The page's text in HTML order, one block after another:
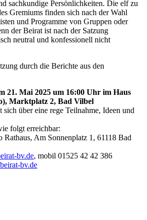
sachkundige Persönlichkeiten. Die elf zu
Gremiums finden sich nach der Wahl
und Programme von Gruppen oder
der Beirat ist nach der Satzung
neutral und konfessionell nicht
durch die Berichte aus den
21. Mai 2025 um 16:00 Uhr im Haus
Marktplatz 2, Bad Vilbel
über eine rege Teilnahme, Ideen und
folgt erreichbar:
Rathaus, Am Sonnenplatz 1, 61118 Bad
bv.de, mobil 01525 42 42 386
bv.de